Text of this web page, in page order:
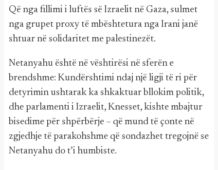
Që nga fillimi i luftës së Izraelit në Gaza, sulmet
nga grupet proxy të mbështetura nga Irani janë
shtuar në solidaritet me palestinezët.
Netanyahu është në vështirësi në sferën e
brendshme: Kundërshtimi ndaj një ligji të ri për
detyrimin ushtarak ka shkaktuar bllokim politik,
dhe parlamenti i Izraelit, Knesset, kishte mbajtur
bisedime për shpërbërje – që mund të çonte në
zgjedhje të parakohshme që sondazhet tregojnë se
Netanyahu do t’i humbiste.